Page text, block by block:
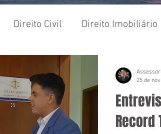
Direito Civil Direito Imobiliário
Compra e Venda
Record
25 de